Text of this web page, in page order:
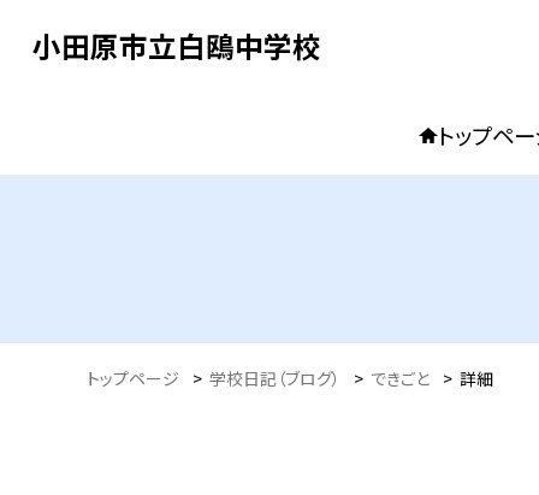
小田原市立白鴎中学校
トップペ
トップページ > 学校日記（ブログ） > できごと > 詳細